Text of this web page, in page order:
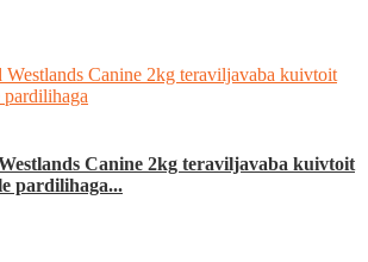
Canine 2kg teraviljavaba kuivtoit
pardilihaga...